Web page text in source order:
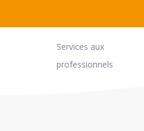
Services aux
professionnels